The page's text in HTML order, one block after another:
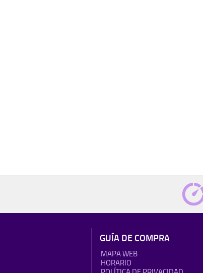
GUÍA DE COMPRA
MAPA WEB
HORARIO